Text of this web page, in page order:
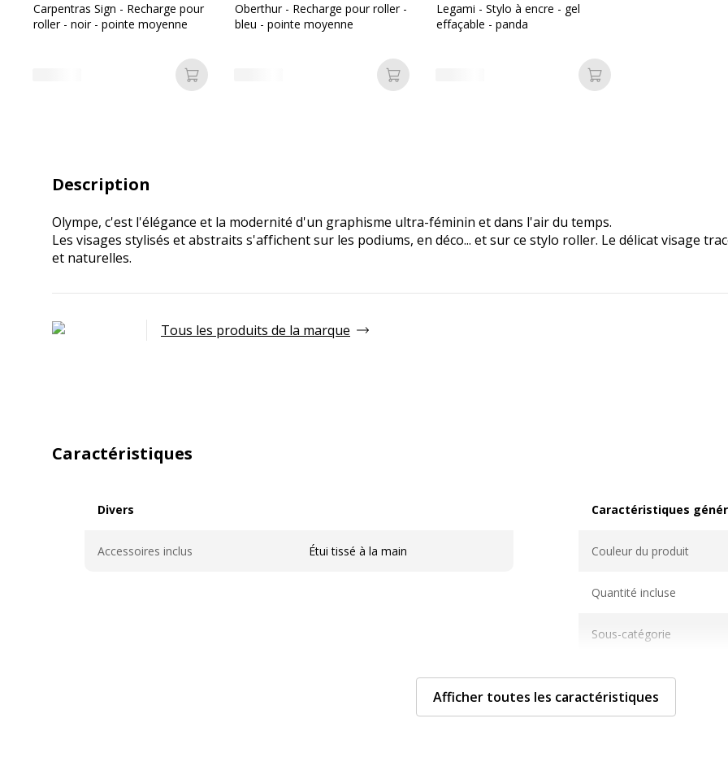
Carpentras Sign - Recharge pour
roller - noir - pointe moyenne
Ajouter au panier
Oberthur - Recharge pour roller -
bleu - pointe moyenne
Ajouter au panier
Legami - Stylo à encre - gel
effaçable - panda
Ajouter au panier
Description
Olympe, c'est l'élégance et la modernité d'un graphisme ultra-féminin et dans l'air du temps.
Les visages stylisés et abstraits s'affichent sur les podiums, en déco... et sur ce stylo roller. Le délicat visage
et naturelles.
Tous les produits de la marque
Caractéristiques
Divers
Accessoires inclus Étui tissé à la main
Caractéristiques
Couleur du produit
Quantité incluse
Sous-catégorie
Type de produit
Afficher toutes les caractéristiques